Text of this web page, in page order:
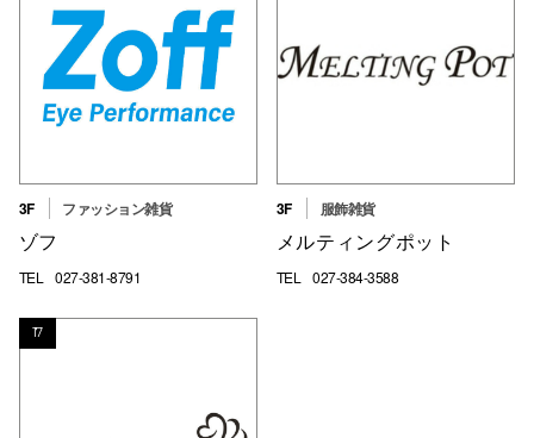
3F ファッション雑貨
ゾフ
TEL 027-381-8791
3F 服飾雑貨
メルティングポット
TEL 027-384-3588
17